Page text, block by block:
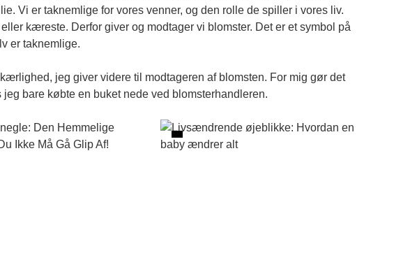
Vi er taknemlige for vores venner, og den rolle de spiller i vores liv.
kæreste. Derfor giver og modtager vi blomster. Det er et symbol på
er taknemlige.
jeg giver videre til modtageren af blomsten. For mig gør det
bare købte en buket nede ved blomsterhandleren.